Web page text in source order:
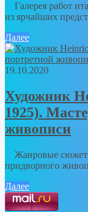
Галерея работ
из ярчайших
Далее
19.10.2020
Художник
1925).
живописи
Жанровые сюжеты
придворного
Далее